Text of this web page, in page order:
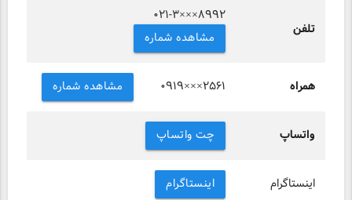
تلفن
۰۲۱-۳×××۸۹۹۲
مشاهده شماره
همراه ۰۹۱۹×××۲۵۶۱ مشاهده شماره
واتساپ چت واتساپ
اینستاگرام اینستاگرام